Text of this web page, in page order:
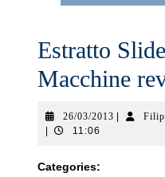
Estratto
Macchine
26/03/2013 26/03/2013
11:06
Categories: